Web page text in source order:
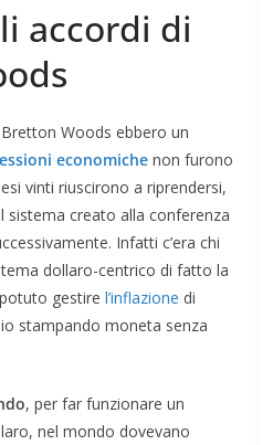
accordi di
Woods ebbero un
economiche non furono
vinti riuscirono a riprendersi,
sistema creato alla conferenza
Infatti c’era chi
dollaro-centrico di fatto la
gestire l’inflazione di
stampando moneta senza
, per far funzionare un
nel mondo dovevano